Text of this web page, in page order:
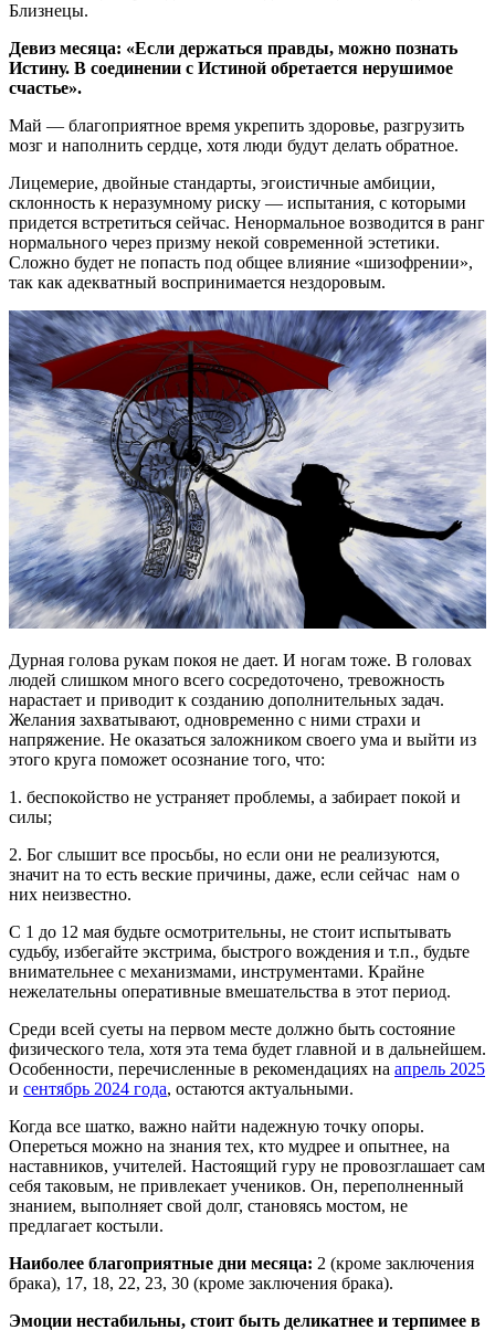
Близнецы.
Девиз месяца: «Если держаться правды, можно познать
Истину. В соединении с Истиной обретается нерушимое
счастье».
Май — благоприятное время укрепить здоровье, разгрузить
мозг и наполнить сердце, хотя люди будут делать обратное.
Лицемерие, двойные стандарты, эгоистичные амбиции,
склонность к неразумному риску — испытания, с которыми
придется встретиться сейчас. Ненормальное возводится в ранг
нормального через призму некой современной эстетики.
Сложно будет не попасть под общее влияние «шизофрении»,
так как адекватный воспринимается нездоровым.
Дурная голова рукам покоя не дает. И ногам тоже. В головах
людей слишком много всего сосредоточено, тревожность
нарастает и приводит к созданию дополнительных задач.
Желания захватывают, одновременно с ними страхи и
напряжение. Не оказаться заложником своего ума и выйти из
этого круга поможет осознание того, что:
1. беспокойство не устраняет проблемы, а забирает покой и
силы;
2. Бог слышит все просьбы, но если они не реализуются,
значит на то есть веские причины, даже, если сейчас нам о
них неизвестно.
С 1 до 12 мая будьте осмотрительны, не стоит испытывать
судьбу, избегайте экстрима, быстрого вождения и т.п., будьте
внимательнее с механизмами, инструментами. Крайне
нежелательны оперативные вмешательства в этот период.
Среди всей суеты на первом месте должно быть состояние
физического тела, хотя эта тема будет главной и в дальнейшем.
Особенности, перечисленные в рекомендациях на апрель 2025
и сентябрь 2024 года, остаются актуальными.
Когда все шатко, важно найти надежную точку опоры.
Опереться можно на знания тех, кто мудрее и опытнее, на
наставников, учителей. Настоящий гуру не провозглашает сам
себя таковым, не привлекает учеников. Он, переполненный
знанием, выполняет свой долг, становясь мостом, не
предлагает костыли.
Наиболее благоприятные дни месяца: 2 (кроме заключения
брака), 17, 18, 22, 23, 30 (кроме заключения брака).
Эмоции нестабильны, стоит быть деликатнее и терпимее в